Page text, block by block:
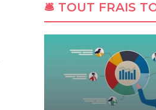
🛎 TOUT FRAIS